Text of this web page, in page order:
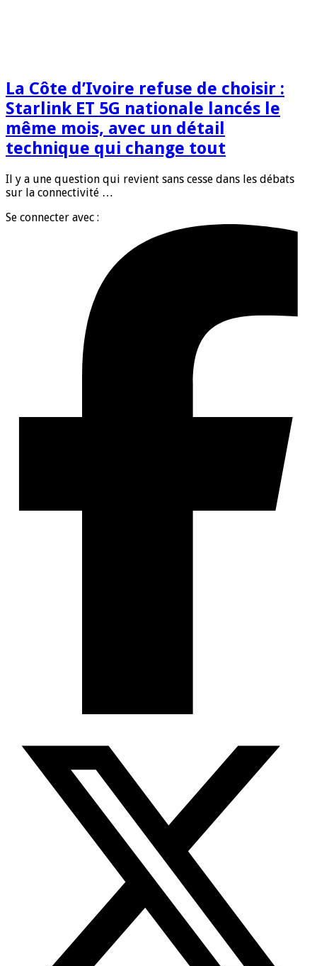
La Côte d’Ivoire refuse de choisir :
Starlink ET 5G nationale lancés le
même mois, avec un détail
technique qui change tout
Il y a une question qui revient sans cesse dans les débats
sur la connectivité …
Se connecter avec :